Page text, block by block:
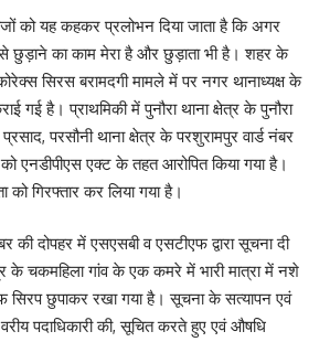
को यह कहकर प्रलोभन दिया जाता है कि अगर
छुड़ाने का काम मेरा है और छुड़ाता भी है। शहर के
सिरस बरामदगी मामले में पर नगर थानाध्यक्ष के
गई है। प्राथमिकी में पुनौरा थाना क्षेत्र के पुनौरा
परसौनी थाना क्षेत्र के परशुरामपुर वार्ड नंबर
को एनडीपीएस एक्ट के तहत आरोपित किया गया है।
को गिरफ्तार कर लिया गया है।
की दोपहर में एसएसबी व एसटीएफ द्वारा सूचना दी
के चकमहिला गांव के एक कमरे में भारी मात्रा में नशे
सिरप छुपाकर रखा गया है। सूचना के सत्यापन एवं
पदाधिकारी की, सूचित करते हुए एवं औषधि